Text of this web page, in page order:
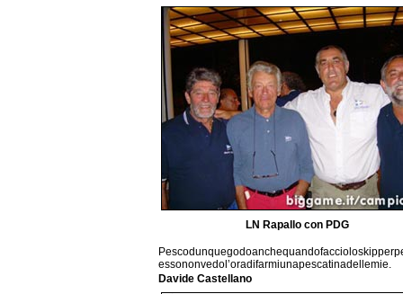
LN Rapallo con PDG
essononvedol’oradifarmiunapescatinadellemie.
Davide Castellano